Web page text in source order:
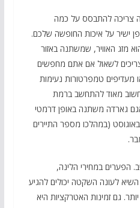
צריכה להתבסס על כמה
ישיר על איכות החופשה שלכם.
מזג האוויר, שמשתנה באזור
לשאול אם אתם מחפשים
מעדיפים טמפרטורות נעימות
חשוב מאוד להתחשב ברמת
גארדה משתנה באופן דרמטי
(במהלכו מספר התיירים
הפערים במחירי הלינה,
לעונה השקטה יכולים להגיע
גם זמינות האטרקציות היא